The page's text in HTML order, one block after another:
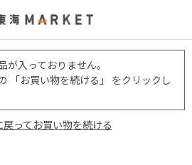
入っておりません。
「お買い物を続ける」 をクリックし
ってお買い物を続ける